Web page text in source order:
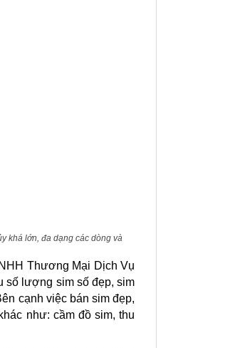
khá lớn, đa dạng các dòng và
Thương Mại Dịch Vụ
số lượng sim số đẹp, sim
cạnh việc bán sim đẹp,
như: cầm đồ sim, thu